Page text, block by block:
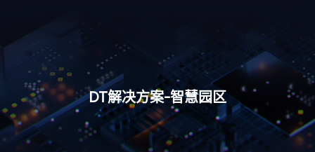
DT解决方案-智慧园区